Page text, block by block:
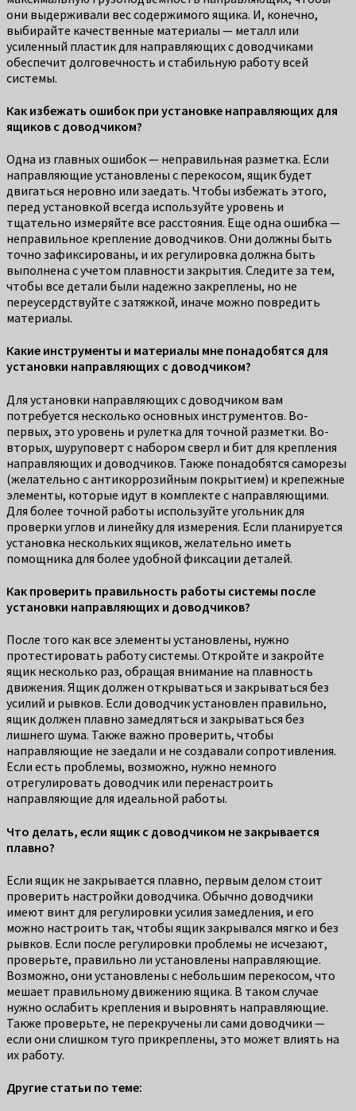
они выдерживали вес содержимого ящика. И, конечно,
выбирайте качественные материалы — металл или
усиленный пластик для направляющих с доводчиками
обеспечит долговечность и стабильную работу всей
системы.
Как избежать ошибок при установке направляющих для
ящиков с доводчиком?
Одна из главных ошибок — неправильная разметка. Если
направляющие установлены с перекосом, ящик будет
двигаться неровно или заедать. Чтобы избежать этого,
перед установкой всегда используйте уровень и
тщательно измеряйте все расстояния. Еще одна ошибка —
неправильное крепление доводчиков. Они должны быть
точно зафиксированы, и их регулировка должна быть
выполнена с учетом плавности закрытия. Следите за тем,
чтобы все детали были надежно закреплены, но не
переусердствуйте с затяжкой, иначе можно повредить
материалы.
Какие инструменты и материалы мне понадобятся для
установки направляющих с доводчиком?
Для установки направляющих с доводчиком вам
потребуется несколько основных инструментов. Во-
первых, это уровень и рулетка для точной разметки. Во-
вторых, шуруповерт с набором сверл и бит для крепления
направляющих и доводчиков. Также понадобятся саморезы
(желательно с антикоррозийным покрытием) и крепежные
элементы, которые идут в комплекте с направляющими.
Для более точной работы используйте угольник для
проверки углов и линейку для измерения. Если планируется
установка нескольких ящиков, желательно иметь
помощника для более удобной фиксации деталей.
Как проверить правильность работы системы после
установки направляющих и доводчиков?
После того как все элементы установлены, нужно
протестировать работу системы. Откройте и закройте
ящик несколько раз, обращая внимание на плавность
движения. Ящик должен открываться и закрываться без
усилий и рывков. Если доводчик установлен правильно,
ящик должен плавно замедляться и закрываться без
лишнего шума. Также важно проверить, чтобы
направляющие не заедали и не создавали сопротивления.
Если есть проблемы, возможно, нужно немного
отрегулировать доводчик или перенастроить
направляющие для идеальной работы.
Что делать, если ящик с доводчиком не закрывается
плавно?
Если ящик не закрывается плавно, первым делом стоит
проверить настройки доводчика. Обычно доводчики
имеют винт для регулировки усилия замедления, и его
можно настроить так, чтобы ящик закрывался мягко и без
рывков. Если после регулировки проблемы не исчезают,
проверьте, правильно ли установлены направляющие.
Возможно, они установлены с небольшим перекосом, что
мешает правильному движению ящика. В таком случае
нужно ослабить крепления и выровнять направляющие.
Также проверьте, не перекручены ли сами доводчики —
если они слишком туго прикреплены, это может влиять на
их работу.
Другие статьи по теме: